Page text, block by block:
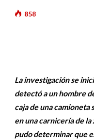
858
La investigación se
detectó a un hombre
caja de una camioneta
en una carnicería de la
pudo determinar que